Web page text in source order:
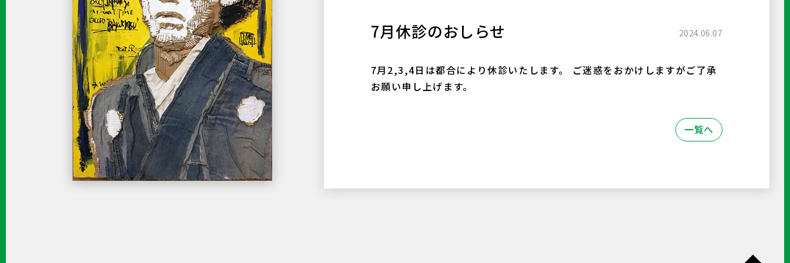
7月休診のおしらせ 2024.06.07
7月2,3,4日は都合により休診いたします。 ご迷惑をおかけしますがご了承
お願い申し上げます。
一覧へ